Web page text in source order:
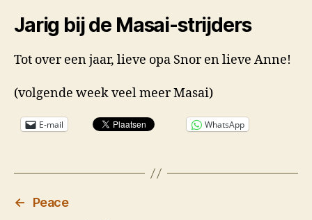
Jarig bij de Masai-strijders
Tot over een jaar, lieve opa Snor en lieve Anne!
(volgende week veel meer Masai)
E-mail WhatsApp
←
Peace